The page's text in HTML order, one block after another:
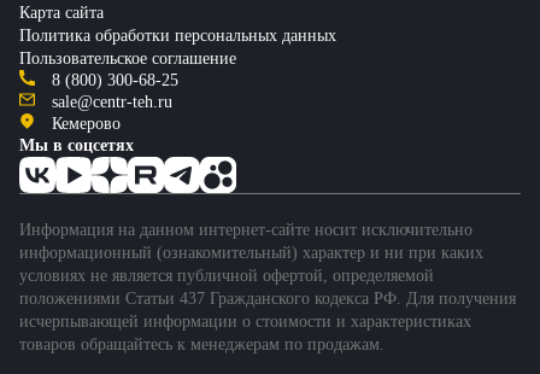
Карта сайта
Политика обработки персональных данных
Пользовательское соглашение
8 (800) 300-68-25
sale@centr-teh.ru
Кемерово
Мы в соцсетях
Информация на данном интернет-сайте носит исключительно
информационный (ознакомительный) характер и ни при каких
условиях не является публичной офертой, определяемой
положениями Статьи 437 Гражданского кодекса РФ. Для получения
исчерпывающей информации о стоимости и характеристиках
товаров обращайтесь к менеджерам по продажам.